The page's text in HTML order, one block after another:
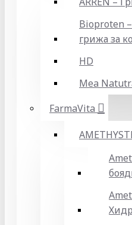
Bioproten
грижа за
HD
Mea
FarmaVita